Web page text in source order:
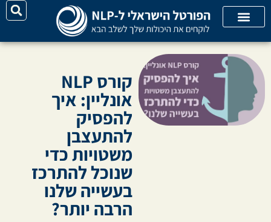
קורס NLP
אונליין: איך
להפסיק
להתעצבן
משטויות כדי
שנוכל להתרכז
בעשייה שלנו
הרבה יותר?